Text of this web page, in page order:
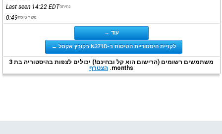
נחיתה Last seen 14:22 EDT
משך טיסה0:49
עוד →
לקניית היסטוריית הטיסות ב-N371D בקובץ אקסל →
משתמשים רשומים (הרישום הוא קל ובחינם!) יכולים לצפות בהיסטוריה בת 3
months. הצטרף